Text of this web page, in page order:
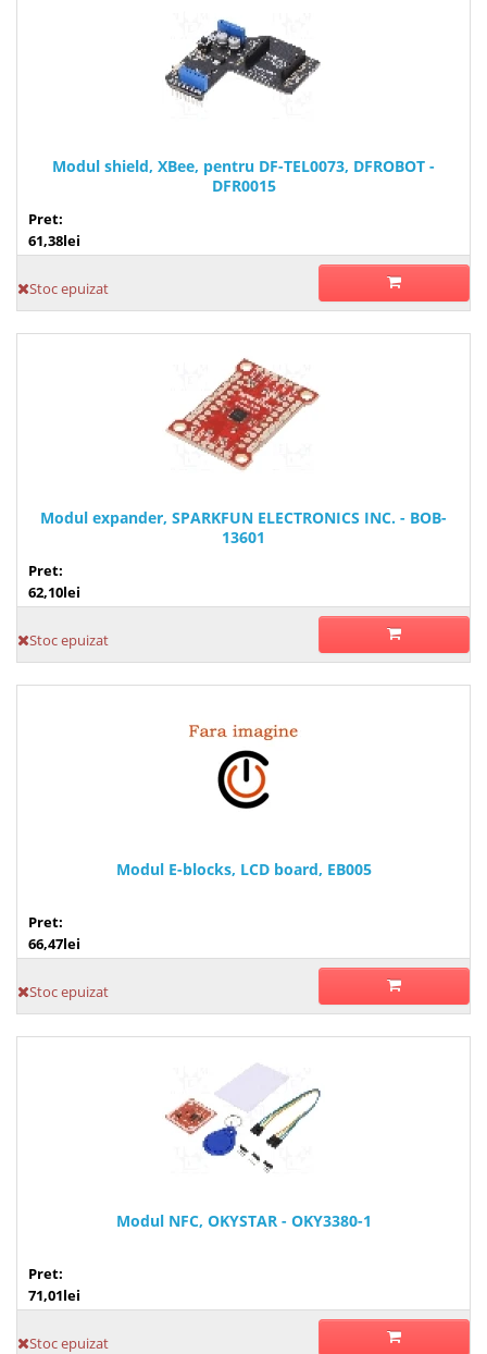
Modul shield, XBee, pentru DF-TEL0073, DFROBOT -
DFR0015
Pret:
61,38lei
Stoc epuizat
Modul expander, SPARKFUN ELECTRONICS INC. - BOB-
13601
Pret:
62,10lei
Stoc epuizat
Modul E-blocks, LCD board, EB005
Pret:
66,47lei
Stoc epuizat
Modul NFC, OKYSTAR - OKY3380-1
Pret:
71,01lei
Stoc epuizat